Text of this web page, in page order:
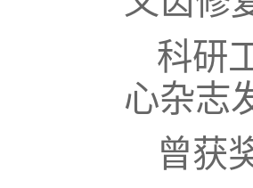
科研
心杂志
曾获